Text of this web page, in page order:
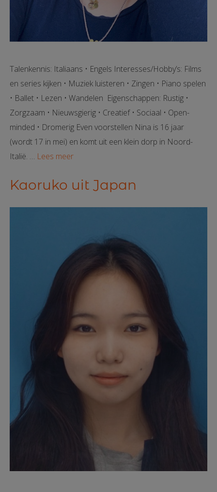
Talenkennis: Italiaans • Engels Interesses/Hobby’s: Films
en series kijken • Muziek luisteren • Zingen • Piano spelen
• Ballet • Lezen • Wandelen Eigenschappen: Rustig •
Zorgzaam • Nieuwsgierig • Creatief • Sociaal • Open-
minded • Dromerig Even voorstellen Nina is 16 jaar
(wordt 17 in mei) en komt uit een klein dorp in Noord-
Italië. … Lees meer
Kaoruko uit Japan